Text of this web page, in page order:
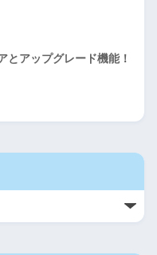
とアップグレード機能！